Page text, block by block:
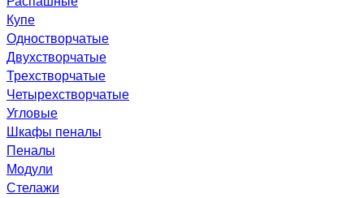
Купе
Одностворчатые
Двухстворчатые
Трехстворчатые
Четырехстворчатые
Угловые
Шкафы пеналы
Пеналы
Модули
Стелажи